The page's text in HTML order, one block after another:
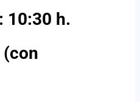
10:30 h.
(con